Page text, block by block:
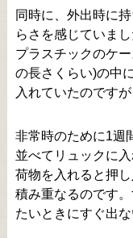
同時に、外出時に
らさを感じていまし
プラスチックのケ
の長さくらい)の中
入れていたのです
非常時のために1週
並べてリュックに
荷物を入れると押
積み重なるのです
たいときにすぐ出